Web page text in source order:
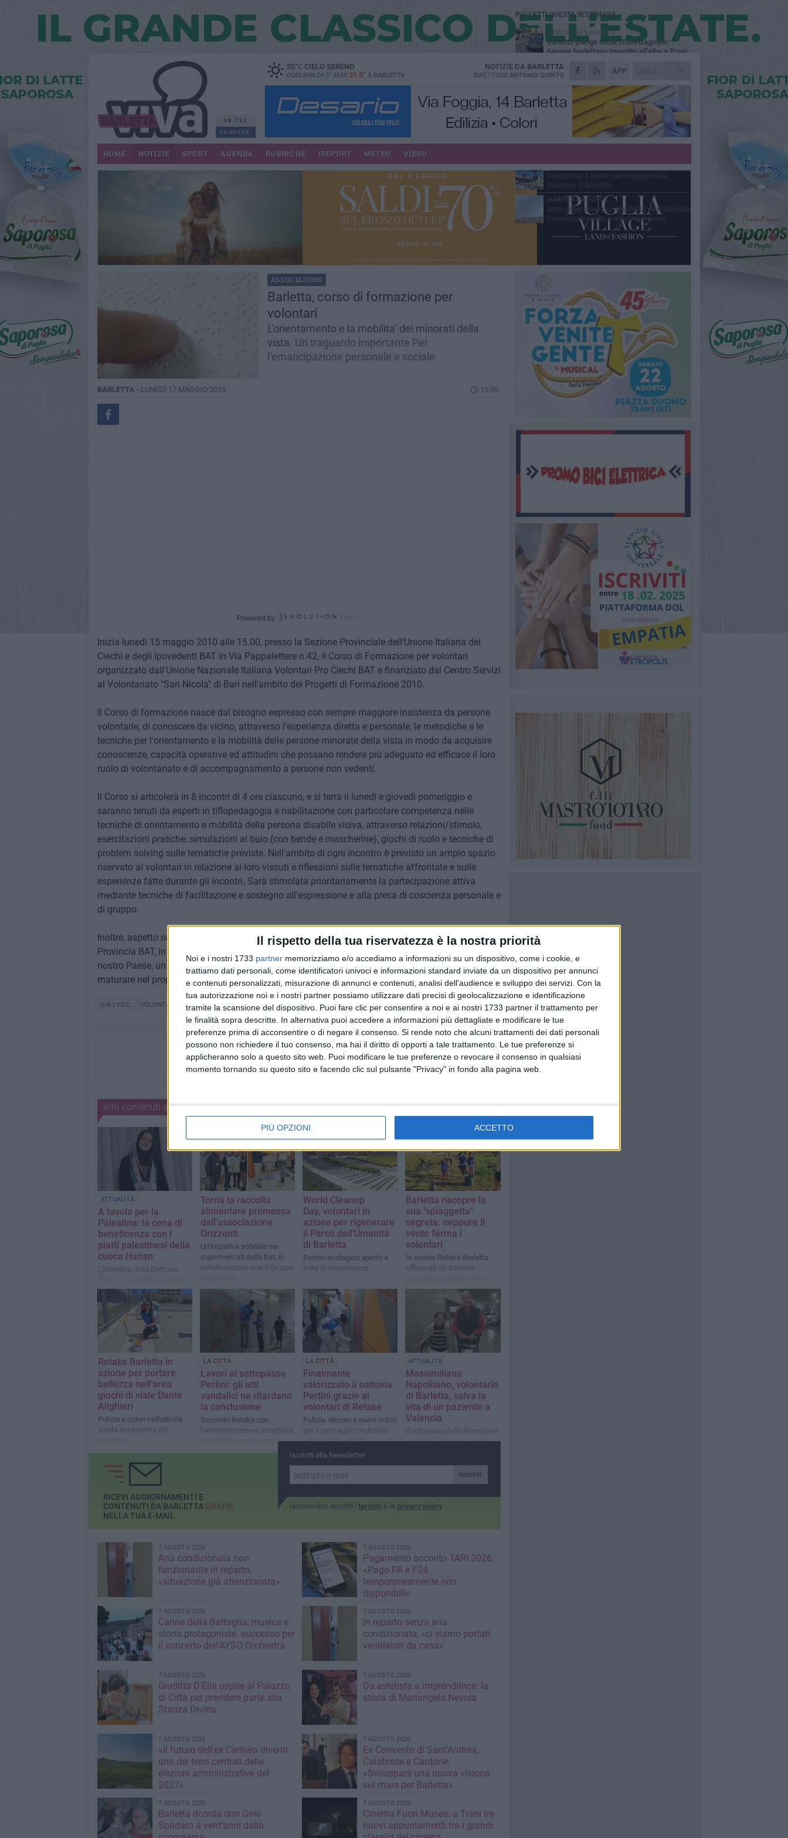
Il rispetto della tua riservatezza è la nostra priorità
Noi e i nostri 1733 partner memorizziamo e/o accediamo a informazioni su un dispositivo, come i cookie, e
trattiamo dati personali, come identificatori univoci e informazioni standard inviate da un dispositivo per annunci
e contenuti personalizzati, misurazione di annunci e contenuti, analisi dell'audience e sviluppo dei servizi. Con la
tua autorizzazione noi e i nostri partner possiamo utilizzare dati precisi di geolocalizzazione e identificazione
tramite la scansione del dispositivo. Puoi fare clic per consentire a noi e ai nostri 1733 partner il trattamento per
le finalità sopra descritte. In alternativa puoi accedere a informazioni più dettagliate e modificare le tue
preferenze prima di acconsentire o di negare il consenso. Si rende noto che alcuni trattamenti dei dati personali
possono non richiedere il tuo consenso, ma hai il diritto di opporti a tale trattamento. Le tue preferenze si
applicheranno solo a questo sito web. Puoi modificare le tue preferenze o revocare il consenso in qualsiasi
momento tornando su questo sito e facendo clic sul pulsante "Privacy" in fondo alla pagina web.
PIÙ OPZIONI ACCETTO
68.713
FANPAGE
35°CCIELO SERENO
OGGI MIN 24.5° MAX 31.5° A BARLETTA
APP
NOTIZIE DA BARLETTA
DIRETTORE ANTONIO QUINTO
HOME NOTIZIE SPORT AGENDA RUBRICHE IREPORT METEO VIDEO
ASSOCIAZIONI
Barletta, corso di formazione per
volontari
L’orientamento e la mobilita’ dei minorati della
vista. Un traguardo importante Per
l’emancipazione personale e sociale
BARLETTA - LUNEDÌ 17 MAGGIO 2010 13.00
Powered by
Inizia lunedì 15 maggio 2010 alle 15.00, presso la Sezione Provinciale dell'Unione Italiana dei
Ciechi e degli Ipovedenti BAT in Via Pappalettere n.42, il Corso di Formazione per volontari
organizzato dall'Unione Nazionale Italiana Volontari Pro Ciechi BAT e finanziato dal Centro Servizi
al Volontariato "San Nicola" di Bari nell'ambito dei Progetti di Formazione 2010.
Il Corso di formazione nasce dal bisogno espresso con sempre maggiore insistenza da persone
volontarie, di conoscere da vicino, attraverso l'esperienza diretta e personale, le metodiche e le
tecniche per l'orientamento e la mobilità delle persone minorate della vista in modo da acquisire
conoscenze, capacità operative ed attitudini che possano rendere più adeguato ed efficace il loro
ruolo di volontariato e di accompagnamento a persone non vedenti.
Il Corso si articolerà in 8 incontri di 4 ore ciascuno, e si terrà il lunedì e giovedì pomeriggio e
saranno tenuti da esperti in tiflopedagogia e riabilitazione con particolare competenza nelle
tecniche di orientamento e mobilità della persona disabile visiva, attraverso relazioni/stimolo,
esercitazioni pratiche, simulazioni al buio (con bende e mascherine), giochi di ruolo e tecniche di
problem solving sulle tematiche previste. Nell'ambito di ogni incontro è previsto un ampio spazio
riservato ai volontari in relazione ai loro vissuti e riflessioni sulle tematiche affrontate e sulle
esperienze fatte durante gli incontri. Sarà stimolata prioritariamente la partecipazione attiva
mediante tecniche di facilitazione e sostegno all'espressione e alla presa di coscienza personale e
di gruppo.
Inoltre, aspetto non meno importante, l'iniziativa ha come finalità ultima quella di formare nella
Provincia BAT, in analogia con similari iniziative in atto presso realtà sociali più avanzate del
nostro Paese, un gruppo stabile di volontari in grado di accogliere, far dialogare, crescere e
maturare nel proprio interno le persone non vedenti.
U.N.I.VO.C. VOLONTARIATO
Altri contenuti a tema
ATTUALITÀ
A tavola per la
Palestina: la cena di
beneficenza con i
piatti palestinesi della
cuoca Hanan
L’iniziativa della Dott.ssa
con la Caritas di Barletta,
per aiutare le famiglie di
Gaza
Torna la raccolta
alimentare promossa
dall'associazione
Orizzonti
Un’iniziativa solidale nei
supermercati della Bat, in
collaborazione con il Gruppo
World Cleanup
Day, volontari in
azione per rigenerare
il Parco dell’Umanità
di Barletta
Evento ecologico aperto a
tutta la cittadinanza
Barletta riscopre la
sua "spiaggetta"
segreta: neppure il
vento ferma i
volontari
In azione Retake Barletta
affiancati da Barletta
costiera
Retake Barletta in
azione per portare
bellezza nell'area
giochi di viale Dante
Alighieri
Pulizia e colori nell'attività
svolta ieri mattina dai
LA CITTÀ
Lavori al sottopasso
Pertini: gli atti
vandalici ne ritardano
la conclusione
Secondo Retake con
l’amministrazione condivisa
cittadini la città può essere
LA CITTÀ
Finalmente
valorizzato il sottovia
Pertini grazie ai
volontari di Retake
Pulizia, decoro e nuovi colori
per il passaggio pedonale.
«Alle nostre attività
chiunque può partecipare
ATTUALITÀ
Massimiliano
Napolitano, volontario
di Barletta, salva la
vita di un paziente a
Valencia
Il volontario della Protezione
Civile ha affrontato i rischi
Iscriviti alla Newsletter
Iscriviti
Iscrivendoti accetti i termini e la privacy policy
RICEVI AGGIORNAMENTI E
CONTENUTI DA BARLETTA GRATIS
NELLA TUA E-MAIL
7 AGOSTO 2026
Aria condizionata non
funzionante in reparto,
«situazione già attenzionata»
7 AGOSTO 2026
Pagamento acconto TARI 2026,
«Pago PA e F24
temporaneamente non
disponibili»
7 AGOSTO 2026
Canne della Battaglia, musica e
storia protagoniste: successo per
il concerto dell’AYSO Orchestra
7 AGOSTO 2026
In reparto senza aria
condizionata, «ci siamo portati
ventilatori da casa»
7 AGOSTO 2026
Giuditta D’Elia ospite al Palazzo
di Città per prendere parte alla
Stanza Divina
7 AGOSTO 2026
Da estetista a imprenditrice: la
storia di Mariangela Nevola
7 AGOSTO 2026
«Il futuro dell'ex Cartiera diventi
uno dei temi centrali delle
elezioni amministrative del
2027»
7 AGOSTO 2026
Ex Convento di Sant'Andrea,
Calabrese e Cardone:
«Sviluppare una nuova visione
sul mare per Barletta»
7 AGOSTO 2026
Barletta ricorda don Gino
Spadaro a vent’anni dalla
7 AGOSTO 2026
Cinema Fuori Museo, a Trani tre
nuovi appuntamenti tra i grandi
PIÙ LETTI QUESTA SETTIMANA
MERCOLEDÌ 5 AGOSTO
Barletta piange Gioacchino Dagnello:
64enne barlettano investito all'alba a Trani
GIOVEDÌ 6 AGOSTO
Il ricordo di "Cecco", il benzinaio col
sorriso: «Contava i giorni che lo
separavano dalla pensione»
MERCOLEDÌ 5 AGOSTO
Jova Summer Party, giovedì mattina
sopralluogo nell'area dell'evento
DOMENICA 2 AGOSTO
Beni confiscati alla mafia. Nasce il servizio
VENERDÌ 31 LUGLIO
MARTEDÌ 4 AGOSTO
Auto di persona con disabilità vandalizzata,
il sindaco Cannito condanna il gesto